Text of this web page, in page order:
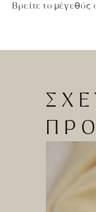
Βρείτε το